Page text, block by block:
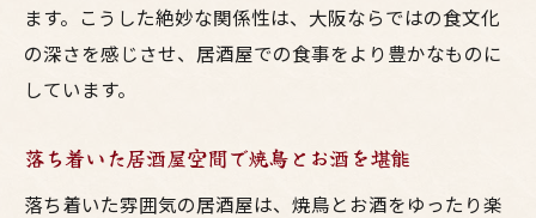
め
ます。こうした絶妙な関係性は、大阪ならではの食文化
の深さを感じさせ、居酒屋での食事をより豊かなものに
しています。
落ち着いた居酒屋空間で焼鳥とお酒を堪能
落ち着いた雰囲気の居酒屋は、焼鳥とお酒をゆったり楽